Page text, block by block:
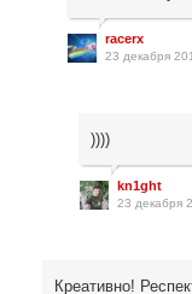
racerx
23 декабря
))))
kn1ght
23 декабря
Креативно!